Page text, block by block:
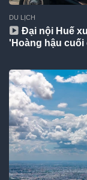
DU LỊCH
Đại nội Huế
'Hoàng hậu cuối